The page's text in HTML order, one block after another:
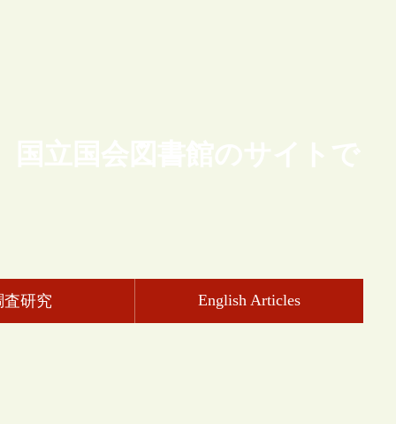
国立国会図書館のサイトで
査研究 English Articles